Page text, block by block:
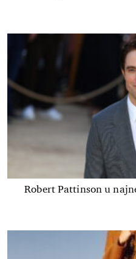
Robert Pattinson u